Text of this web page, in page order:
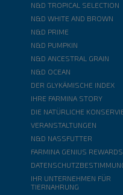
N&D TROPICAL SELECTION
N&D WHITE AND BROWN
N&D PRIME
N&D PUMPKIN
N&D ANCESTRAL GRAIN
N&D OCEAN
DER GLYKÄMISCHE INDEX
IHRE FARMINA STORY
DIE NATÜRLICHE
VERANSTALTUNGEN
N&D NASSFUTTER
FARMINA GENIUS REWARDS
IHR UNTERNEHMEN FÜR
TIERNAHRUNG